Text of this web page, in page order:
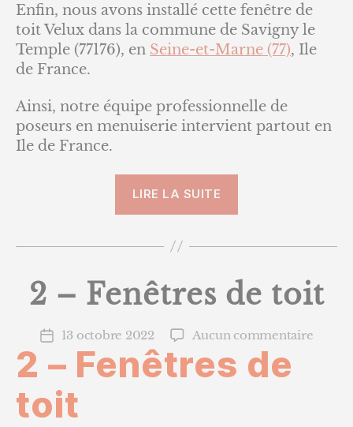
Enfin, nous avons installé cette fenêtre de
toit Velux dans la commune de Savigny le
Temple (77176), en Seine-et-Marne (77), Ile
de France.
Ainsi, notre équipe professionnelle de
poseurs en menuiserie intervient partout en
Ile de France.
LIRE LA SUITE
de
2 – Fenêtres de toit
Date
l’article
13 octobre 2022 Aucun commentairesur
2 – Fenêtres de
toit